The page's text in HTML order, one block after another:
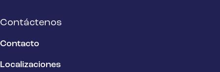
Contáctenos
Contacto
Localizaciones